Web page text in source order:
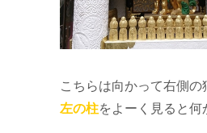
こちらは向かって右側の
左の柱をよーく見ると何